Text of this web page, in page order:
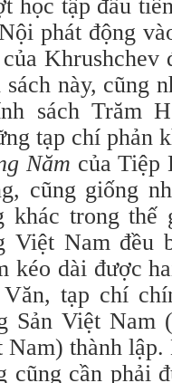
học tập đầu
phát động
Khrushchev
này, cũng
sách Trăm
tạp chí phản
Năm của Tiệp
cũng giống
khác trong thế
Việt Nam đều
kéo dài được
tạp chí
Sản Việt Nam
thành
cũng cần phải